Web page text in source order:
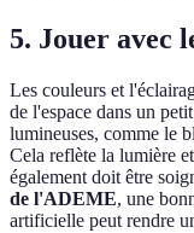
5. Jouer avec
Les couleurs et
de l'espace dans un
lumineuses, comme le
Cela reflète la lumière
également doit être
de l'ADEME, une
artificielle peut rendre